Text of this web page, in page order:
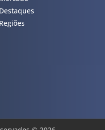
Destaques
Regiões